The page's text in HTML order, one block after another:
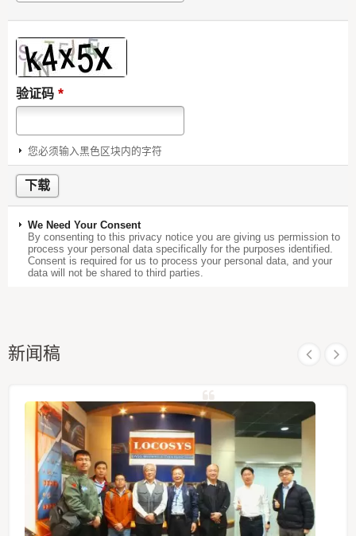
验证码 *
您必须输入黑色区块内的字符
We Need Your Consent
By consenting to this privacy notice you are giving us permission to
process your personal data specifically for the purposes identified.
Consent is required for us to process your personal data, and your
data will not be shared to third parties.
新闻稿